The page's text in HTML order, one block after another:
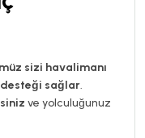
sizi havalimanı
desteği sağlar.
ve yolculuğunuz